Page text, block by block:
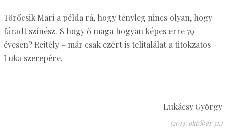
Törőcsik Mari a példa rá, hogy tényleg nincs olyan, hogy
fáradt színész. S hogy ő maga hogyan képes erre 79
évesen? Rejtély – már csak ezért is telitalálat a titokzatos
Luka szerepére.
Lukácsy György
(2014. október 31.)